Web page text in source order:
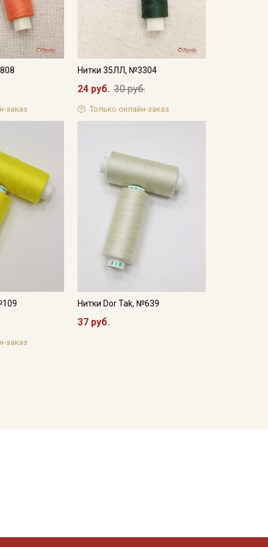
заказ
Нитки 35ЛЛ, №3304
24 руб. 30 руб.
Только онлайн-заказ
заказ
Нитки Dor Tak, №639
37 руб.